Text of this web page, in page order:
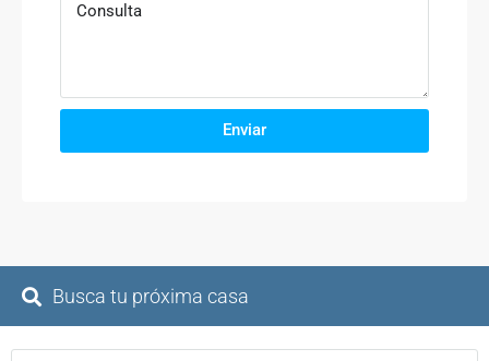
Enviar
Busca tu próxima casa